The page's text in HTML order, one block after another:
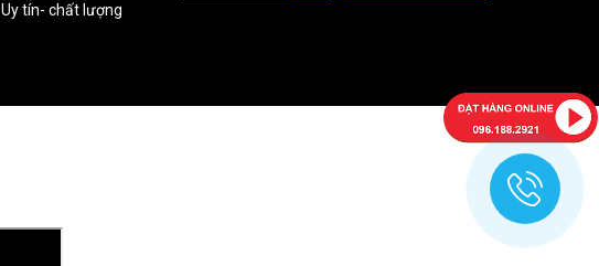
Uy tín- chất lượng